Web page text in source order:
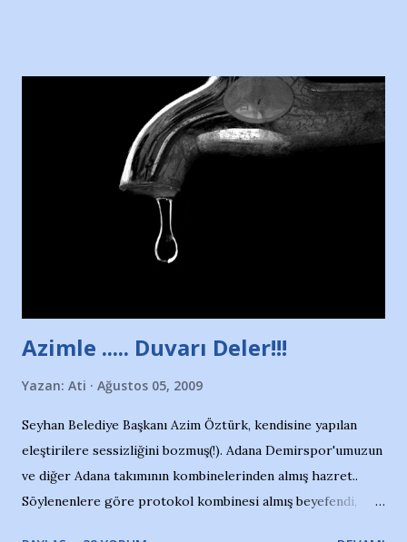
Nesrin’in Hikayesi’ne başlıyorum… 1964 Adana Yüzme
havuzunun kenarında 7 yaşında kara kuru bir kız çocuğu
duruyor. Havuzun içinde Adana Demirspor Kulübü
yüzücüleri. Erkekler çoğunlukta. Küçük kız etrafına bakıyor.
Sadece 4 kız çocuğu var. Nesrin, Adana Demirspor’un 4
kızından biri oluyor o gün…Giriyor havuza. 1973 – 1975
Adana Nesrin, 16 yaşında. Yüzüyor. 7 yaşında girdiği
Türkiye 3.lüğü var. 17 yaşında mar...
Azimle ..... Duvarı Deler!!!
Yazan: Ati Ağustos 05, 2009
Seyhan Belediye Başkanı Azim Öztürk, kendisine yapılan
eleştirilere sessizliğini bozmuş(!). Adana Demirspor'umuzun
ve diğer Adana takımının kombinelerinden almış hazret..
Söylenenlere göre protokol kombinesi almış beyefendi,